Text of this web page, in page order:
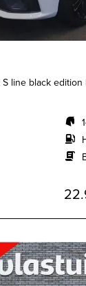
line black edition